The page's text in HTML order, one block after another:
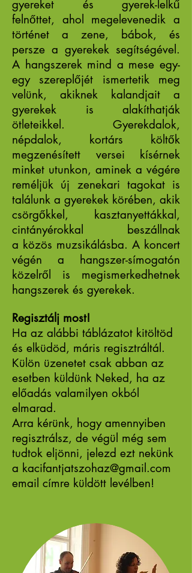
gyereket és gyerek-lelkű
felnőttet, ahol megelevenedik a
történet a zene, bábok, és
persze a gyerekek segítségével.
A hangszerek mind a mese egy-
egy szereplőjét ismertetik meg
velünk, akiknek kalandjait a
gyerekek is alakíthatják
ötleteikkel. Gyerekdalok,
népdalok, kortárs költők
megzenésített versei kísérnek
minket utunkon, aminek a végére
reméljük új zenekari tagokat is
találunk a gyerekek körében, akik
csörgőkkel, kasztanyettákkal,
cintányérokkal beszállnak
a közös muzsikálásba. A koncert
végén a hangszer-símogatón
közelről is megismerkedhetnek
hangszerek és gyerekek.
Regisztálj most!
Ha az alábbi táblázatot kitöltöd
és elküdöd, máris regisztráltál.
Külön üzenetet csak abban az
esetben küldünk Neked, ha az
előadás valamilyen okból
elmarad.
Arra kérünk, hogy amennyiben
regisztrálsz, de végül még sem
tudtok eljönni, jelezd ezt nekünk
a kacifantjatszohaz@gmail.com
email címre küldött levélben!